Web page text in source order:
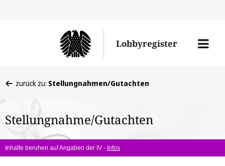
Lobbyregister
Menü
befinden
hier:
zurück zu: Stellungnahmen/Gutachten
Stellungnahme/Gutachten
Inhalte beruhen auf Angaben der IV - Infos